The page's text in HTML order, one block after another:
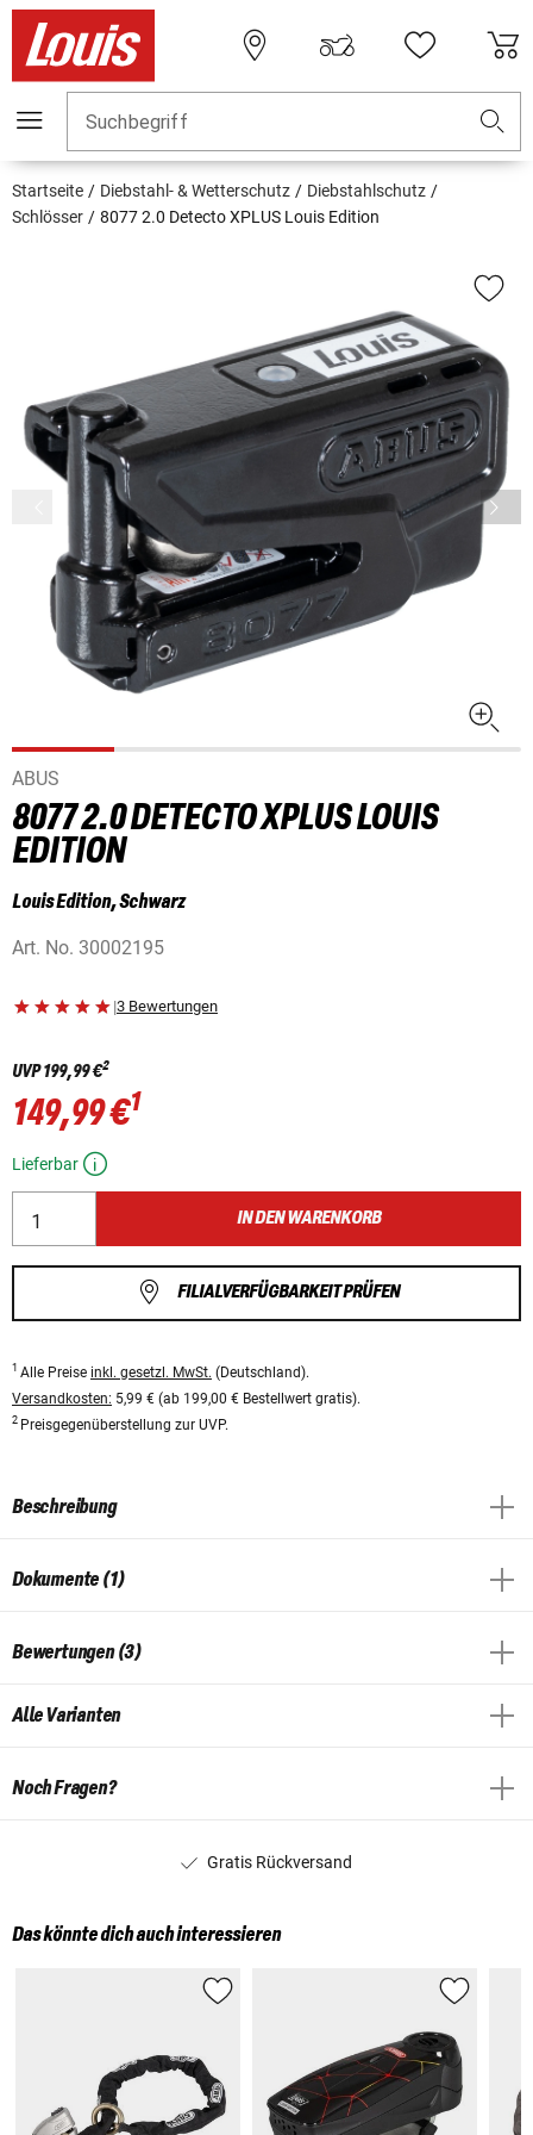
Suchbegriff
Startseite Diebstahl- & Wetterschutz
Diebstahlschutz
Schlösser
8077 2.0 Detecto XPLUS Louis Edition
ABUS
8077 2.0 DETECTO XPLUS LOUIS
EDITION
Louis Edition, Schwarz
Art. No. 30002195
|3 Bewertungen
UVP199,99 €2
149,99 €1
Lieferbar
IN DEN WARENKORB
FILIALVERFÜGBARKEIT PRÜFEN
1 Alle Preise inkl. gesetzl. MwSt. (Deutschland).
Versandkosten: 5,99 € (ab 199,00 € Bestellwert gratis).
2 Preisgegenüberstellung zur UVP.
Beschreibung
Dokumente (1)
Bewertungen (3)
Alle Varianten
Noch Fragen?
Gratis Rückversand
Das könnte dich auch interessieren